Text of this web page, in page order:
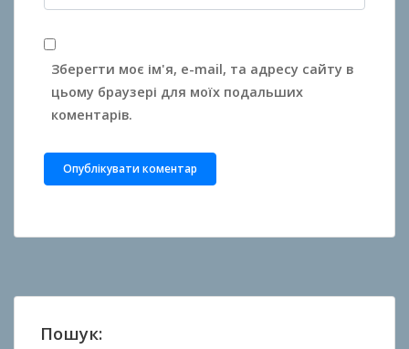
Зберегти моє ім'я, e-mail, та адресу сайту в
цьому браузері для моїх подальших
коментарів.
Пошук: